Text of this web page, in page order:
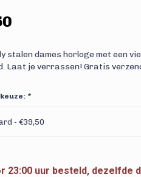
stalen dames horloge met een
Laat je verrassen! Gratis
*
- €39,50
23:00 uur besteld, dezelfde